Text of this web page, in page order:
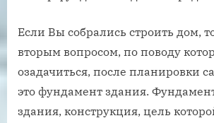
Если Вы собрались строить дом,
вторым вопросом, по поводу
озадачиться, после планировки
это фундамент здания.
здания, конструкция, цель